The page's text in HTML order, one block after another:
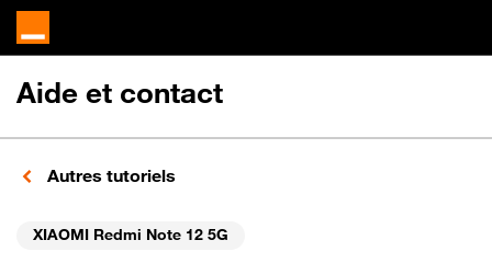
Aide et contact
Autres tutoriels
XIAOMI Redmi Note 12 5G